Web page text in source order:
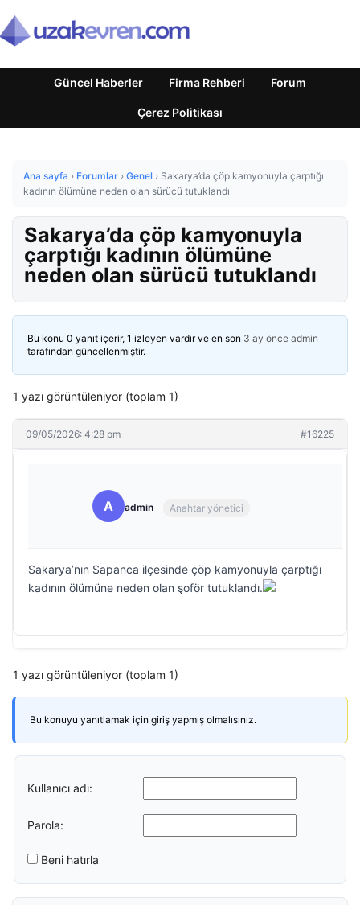
Güncel Haberler Firma Rehberi Forum
Çerez Politikası
Ana sayfa › Forumlar › Genel › Sakarya’da çöp kamyonuyla çarptığı
kadının ölümüne neden olan sürücü tutuklandı
Sakarya’da çöp kamyonuyla
çarptığı kadının ölümüne
neden olan sürücü tutuklandı
Bu konu 0 yanıt içerir, 1 izleyen vardır ve en son 3 ay önce admin
tarafından güncellenmiştir.
1 yazı görüntüleniyor (toplam 1)
09/05/2026: 4:28 pm #16225
A admin Anahtar yönetici
Sakarya’nın Sapanca ilçesinde çöp kamyonuyla çarptığı
kadının ölümüne neden olan şoför tutuklandı.
1 yazı görüntüleniyor (toplam 1)
Bu konuyu yanıtlamak için giriş yapmış olmalısınız.
Kullanıcı adı:
Parola:
Beni hatırla